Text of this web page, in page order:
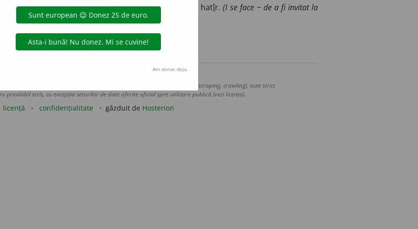
cunoaște.) 5.cinste, onoare, privilegiu, (pop. ) hatîr.(I se face ~ de a fi invitat la
) măiestrie.(~ divină.)
acțiuni
de pe acest site, inclusiv prin orice metode de extragere automată (web scraping, crawling), sunt strict
prealabil scris, cu excepția seturilor de date oferite oficial spre utilizare publică (vezi licența).
licență confidențialitate găzduit de Hosterion
Am donat deja.